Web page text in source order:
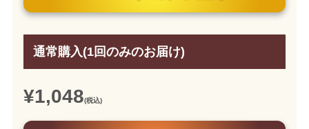
通常購入(1回のみのお届け)
¥1,048(税込)